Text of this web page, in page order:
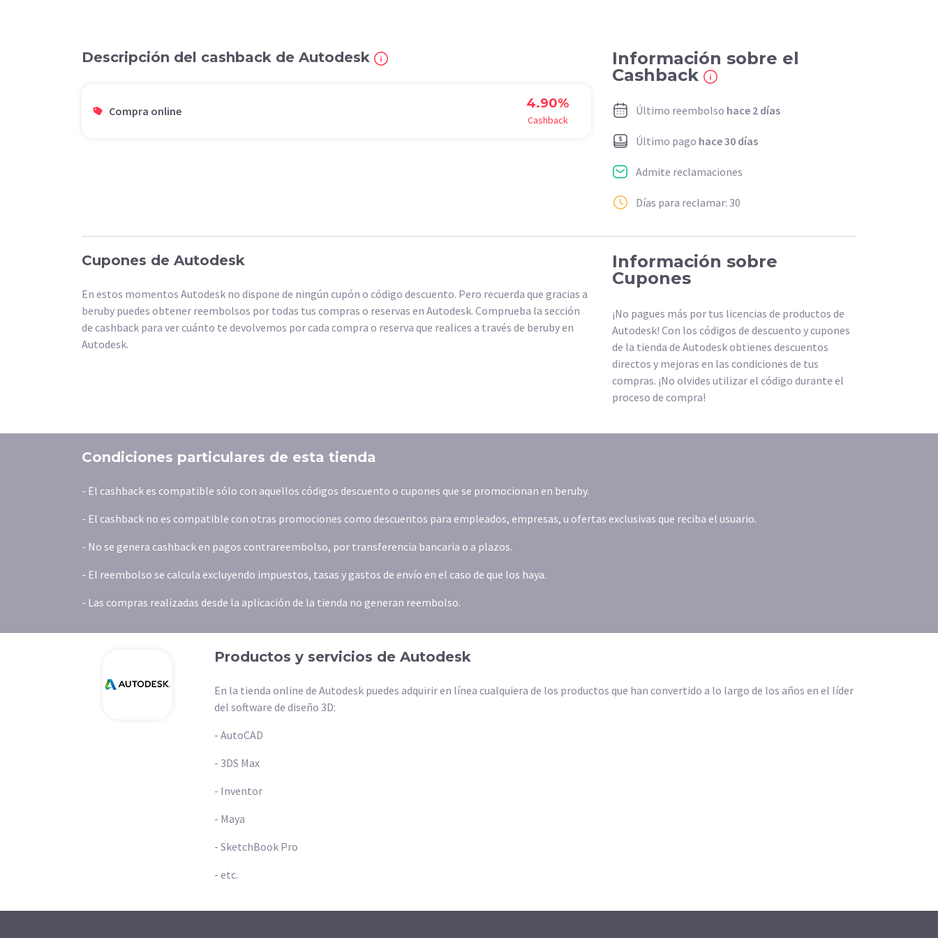
Descripción del cashback de Autodesk
Compra online 4.90%
Cashback
Información sobre el
Cashback
Último reembolso hace 2 días
Último pago hace 30 días
Admite reclamaciones
Días para reclamar: 30
Cupones de Autodesk
En estos momentos Autodesk no dispone de ningún cupón o código descuento. Pero recuerda que gracias a
beruby puedes obtener reembolsos por todas tus compras o reservas en Autodesk. Comprueba la sección
de cashback para ver cuánto te devolvemos por cada compra o reserva que realices a través de beruby en
Autodesk.
Información sobre
Cupones
¡No pagues más por tus licencias de productos de
Autodesk! Con los códigos de descuento y cupones
de la tienda de Autodesk obtienes descuentos
directos y mejoras en las condiciones de tus
compras. ¡No olvides utilizar el código durante el
proceso de compra!
Condiciones particulares de esta tienda
- El cashback es compatible sólo con aquellos códigos descuento o cupones que se promocionan en beruby.
- El cashback no es compatible con otras promociones como descuentos para empleados, empresas, u ofertas exclusivas que reciba el usuario.
- No se genera cashback en pagos contrareembolso, por transferencia bancaria o a plazos.
- El reembolso se calcula excluyendo impuestos, tasas y gastos de envío en el caso de que los haya.
- Las compras realizadas desde la aplicación de la tienda no generan reembolso.
Productos y servicios de Autodesk
En la tienda online de Autodesk puedes adquirir en línea cualquiera de los productos que han convertido a lo largo de los años en el líder
del software de diseño 3D:
- AutoCAD
- 3DS Max
- Inventor
- Maya
- SketchBook Pro
- etc.